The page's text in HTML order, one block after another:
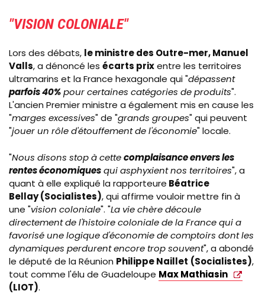
"VISION COLONIALE"
Lors des débats, le ministre des Outre-mer, Manuel
Valls, a dénoncé les écarts prixentre les territoires
ultramarins et la France hexagonale qui "dépassent
parfois 40%pour certaines catégories de produits".
L'ancien Premier ministre a également mis en cause les
"marges excessives" de "grands groupes" qui peuvent
"jouer un rôle d'étouffement de l'économie" locale.
"Nous disons stop à cettecomplaisance envers les
rentes économiquesqui asphyxient nos territoires", a
quant à elle expliqué la rapporteure Béatrice
Bellay (Socialistes), qui affirme vouloir mettre fin à
une "vision coloniale". "La vie chère découle
directement de l'histoire coloniale de la France qui a
favorisé une logique d'économie de comptoirs dont les
dynamiques perdurent encore trop souvent", a abondé
le député de la Réunion Philippe Naillet (Socialistes),
tout comme l'élu de Guadeloupe Max Mathiasin
(LIOT).